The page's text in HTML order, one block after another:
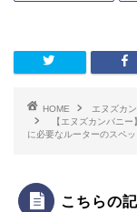
HOME
エヌズカ
【エヌズカンパニ
に必要なルーターのスペ
こちらの